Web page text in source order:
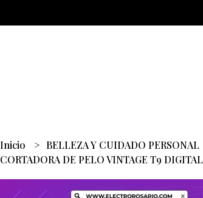
Inicio
BELLEZA Y CUIDADO PERSONAL
CORTADORA DE PELO VINTAGE T9 DIGITAL